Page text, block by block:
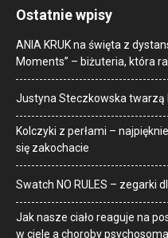
Ostatnie wpisy
ANIA KRUK na święta z
Moments” – biżuteria, która
Justyna Steczkowska twarzą
Kolczyki z perłami –
się zakochacie
Swatch NO RULES – zegarki
Jak nasze ciało reaguje na
w ciele a choroby